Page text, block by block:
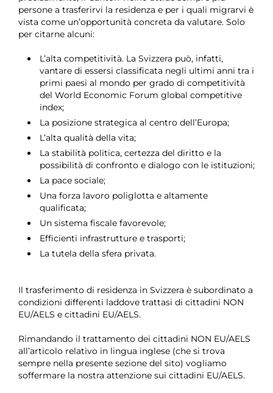
persone a trasferirvi la residenza e per i quali migrarvi è
vista come un’opportunità concreta da valutare. Solo
per citarne alcuni:
L’alta competitività. La Svizzera può, infatti,
vantare di essersi classificata negli ultimi anni tra i
primi paesi al mondo per grado di competitività
del World Economic Forum global competitive
index;
La posizione strategica al centro dell’Europa;
L’alta qualità della vita;
La stabilità politica, certezza del diritto e la
possibilità di confronto e dialogo con le istituzioni;
La pace sociale;
Una forza lavoro poliglotta e altamente
qualificata;
Un sistema fiscale favorevole;
Efficienti infrastrutture e trasporti;
La tutela della sfera privata.
Il trasferimento di residenza in Svizzera è subordinato a
condizioni differenti laddove trattasi di cittadini NON
EU/AELS e cittadini EU/AELS.
Rimandando il trattamento dei cittadini NON EU/AELS
all’articolo relativo in lingua inglese (che si trova
sempre nella presente sezione del sito) vogliamo
soffermare la nostra attenzione sui cittadini EU/AELS.